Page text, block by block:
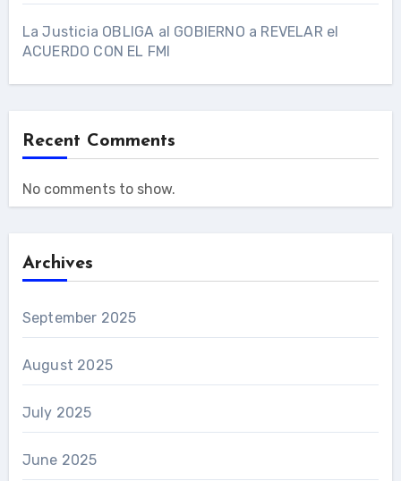
La Justicia OBLIGA al GOBIERNO a REVELAR el
ACUERDO CON EL FMI
Recent Comments
No comments to show.
Archives
September 2025
August 2025
July 2025
June 2025